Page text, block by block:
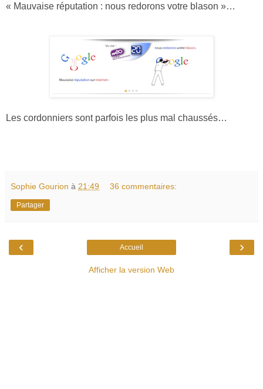
« Mauvaise réputation : nous redorons votre blason »…
Les cordonniers sont parfois les plus mal chaussés…
Sophie Gourion à 21:49 36 commentaires:
Partager
‹ ›
Accueil
Afficher la version Web